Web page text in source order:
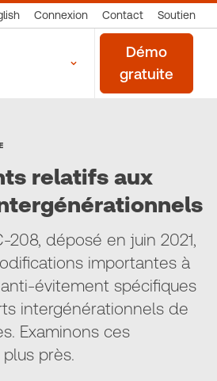
Connexion Contact Soutien
Démo
gratuite
relatifs aux
208, déposé en juin 2021,
importantes à
évitement spécifiques
intergénérationnels de
Examinons ces
près.